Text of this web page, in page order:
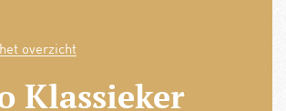
overzicht
Klassieker